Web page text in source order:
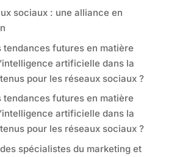
sociaux : une alliance en
tendances futures en matière
artificielle dans la
pour les réseaux sociaux ?
tendances futures en matière
artificielle dans la
pour les réseaux sociaux ?
spécialistes du marketing et